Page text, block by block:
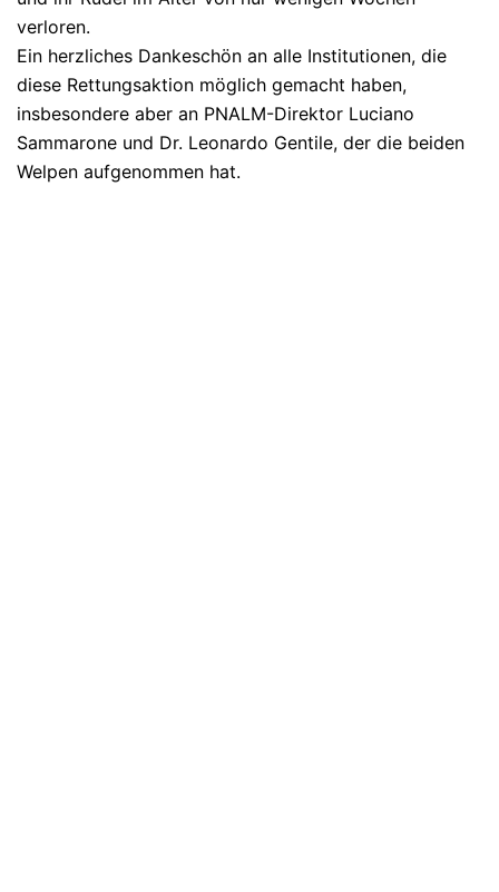
verloren.
Ein herzliches Dankeschön an alle Institutionen, die
diese Rettungsaktion möglich gemacht haben,
insbesondere aber an PNALM-Direktor Luciano
Sammarone und Dr. Leonardo Gentile, der die beiden
Welpen aufgenommen hat.